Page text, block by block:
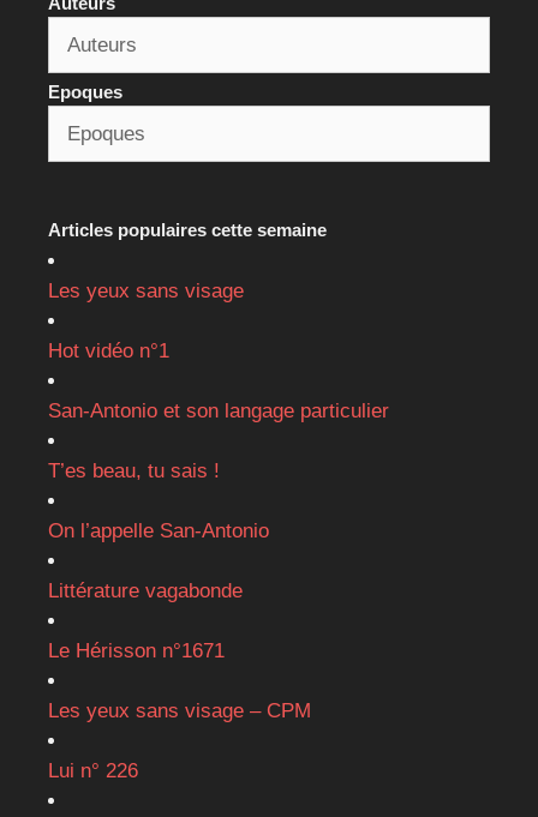
Epoques
Articles populaires cette semaine
Les yeux sans visage
Hot vidéo n°1
San-Antonio et son langage particulier
T’es beau, tu sais !
On l’appelle San-Antonio
Littérature vagabonde
Le Hérisson n°1671
Les yeux sans visage – CPM
Lui n° 226